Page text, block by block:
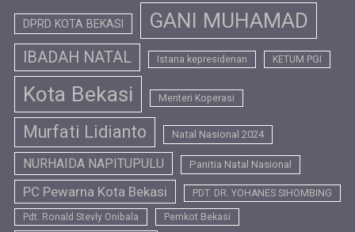
DPRD KOTA BEKASI GANI MUHAMAD
IBADAH NATAL Istana kepresidenan KETUM PGI
Kota Bekasi Menteri Koperasi
Murfati Lidianto Natal Nasional 2024
NURHAIDA NAPITUPULU Panitia Natal Nasional
PC Pewarna Kota Bekasi PDT. DR. YOHANES SIHOMBING
Pdt. Ronald Stevly Onibala Pemkot Bekasi